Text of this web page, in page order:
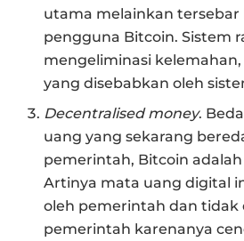
utama melainkan tersebar
pengguna Bitcoin. Sistem
mengeliminasi
yang disebabkan oleh
Decentralised money.
uang yang sekarang
pemerintah, Bitcoin adalah
Artinya mata uang digital
oleh pemerintah dan tidak
pemerintah karenanya